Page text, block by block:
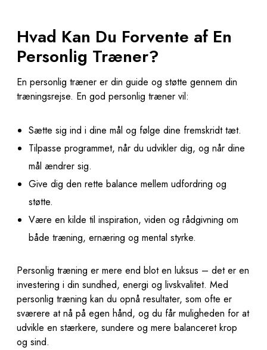
Hvad Kan Du Forvente af En
Personlig Træner?
En personlig træner er din guide og støtte gennem din
træningsrejse. En god personlig træner vil:
Sætte sig ind i dine mål og følge dine fremskridt tæt.
Tilpasse programmet, når du udvikler dig, og når dine
mål ændrer sig.
Give dig den rette balance mellem udfordring og
støtte.
Være en kilde til inspiration, viden og rådgivning om
både træning, ernæring og mental styrke.
Personlig træning er mere end blot en luksus – det er en
investering i din sundhed, energi og livskvalitet. Med
personlig træning kan du opnå resultater, som ofte er
sværere at nå på egen hånd, og du får muligheden for at
udvikle en stærkere, sundere og mere balanceret krop
og sind.